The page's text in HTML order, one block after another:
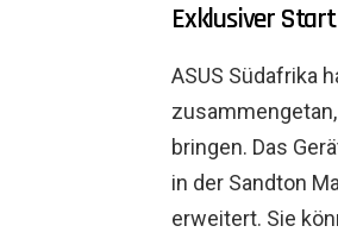
Exklusiver
ASUS Südafrika
bringen. Das
in der Sandton
erweitert. Sie